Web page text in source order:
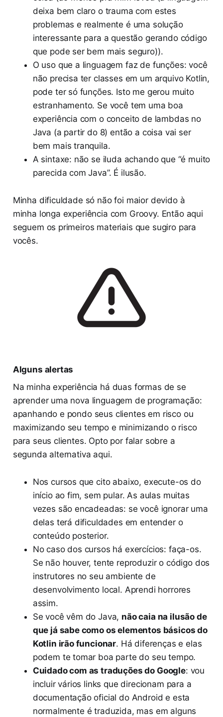
deixa bem claro o trauma com estes
problemas e realmente é uma solução
interessante para a questão gerando código
que pode ser bem mais seguro)).
O uso que a linguagem faz de funções: você
não precisa ter classes em um arquivo Kotlin,
pode ter só funções. Isto me gerou muito
estranhamento. Se você tem uma boa
experiência com o conceito de lambdas no
Java (a partir do 8) então a coisa vai ser
bem mais tranquila.
A sintaxe: não se iluda achando que “é muito
parecida com Java”. É ilusão.
Minha dificuldade só não foi maior devido à
minha longa experiência com Groovy. Então aqui
seguem os primeiros materiais que sugiro para
vocês.
Alguns alertas
Na minha experiência há duas formas de se
aprender uma nova linguagem de programação:
apanhando e pondo seus clientes em risco ou
maximizando seu tempo e minimizando o risco
para seus clientes. Opto por falar sobre a
segunda alternativa aqui.
Nos cursos que cito abaixo, execute-os do
início ao fim, sem pular. As aulas muitas
vezes são encadeadas: se você ignorar uma
delas terá dificuldades em entender o
conteúdo posterior.
No caso dos cursos há exercícios: faça-os.
Se não houver, tente reproduzir o código dos
instrutores no seu ambiente de
desenvolvimento local. Aprendi horrores
assim.
Se você vêm do Java, não caia na ilusão de
que já sabe como os elementos básicos do
Kotlin irão funcionar. Há diferenças e elas
podem te tomar boa parte do seu tempo.
Cuidado com as traduções do Google: vou
incluir vários links que direcionam para a
documentação oficial do Android e esta
normalmente é traduzida, mas em alguns